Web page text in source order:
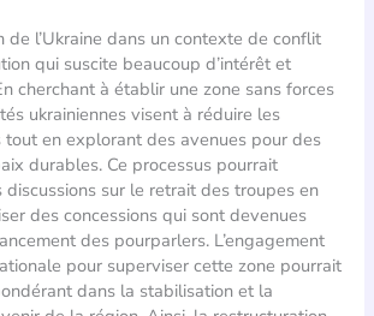
de l’Ukraine dans un contexte de conflit
qui suscite beaucoup d’intérêt et
cherchant à établir une zone sans forces
ukrainiennes visent à réduire les
tout en explorant des avenues pour des
durables. Ce processus pourrait
discussions sur le retrait des troupes en
des concessions qui sont devenues
des pourparlers. L’engagement
pour superviser cette zone pourrait
dans la stabilisation et la